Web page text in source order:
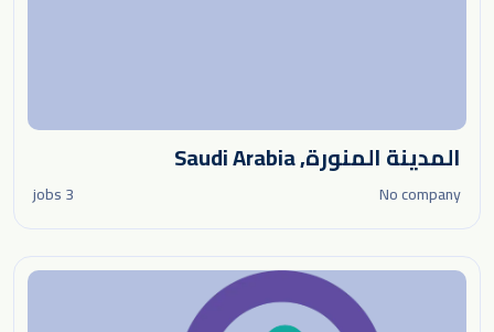
المدينة المنورة, Saudi Arabia
No company
3 jobs